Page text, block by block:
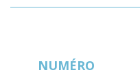
NUMÉRO